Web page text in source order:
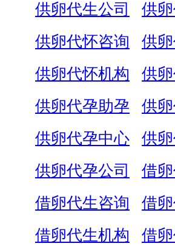
供卵代生公司
供
供卵代怀咨询
供
供卵代怀机构
供
供卵代孕助孕
供
供卵代孕中心
供
供卵代孕公司
借
借卵代生咨询
借
借卵代生机构
借